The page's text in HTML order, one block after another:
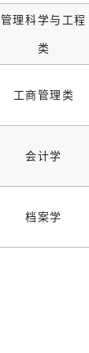
管理科学与工程
类
工商管理类
会计学
档案学